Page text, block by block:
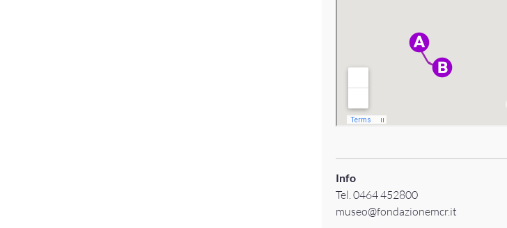
Info
Tel. 0464 452800
museo@fondazionemcr.it